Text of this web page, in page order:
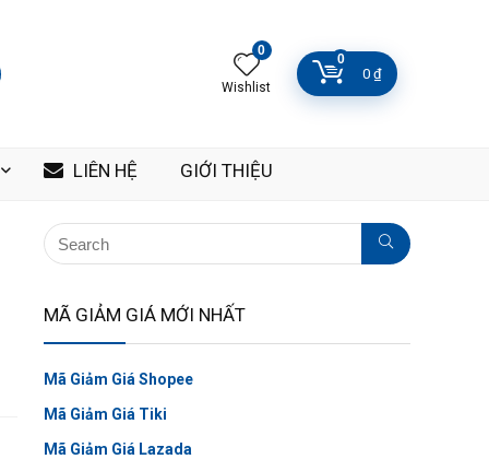
0
Wishlist
0
0 ₫
LIÊN HỆ GIỚI THIỆU
MÃ GIẢM GIÁ MỚI NHẤT
Mã Giảm Giá Shopee
Mã Giảm Giá Tiki
Mã Giảm Giá Lazada